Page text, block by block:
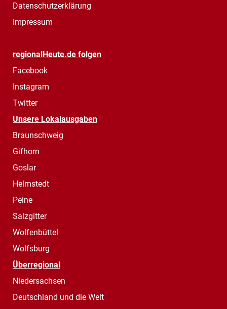
Datenschutzerklärung
Impressum
regionalHeute.de folgen
Facebook
Instagram
Twitter
Unsere Lokalausgaben
Braunschweig
Gifhorn
Goslar
Helmstedt
Peine
Salzgitter
Wolfenbüttel
Wolfsburg
Überregional
Niedersachsen
Deutschland und die Welt